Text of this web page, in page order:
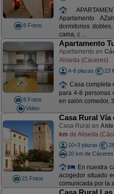
8 Fotos
Apartamento
dormitorios
cama, c ...
8 Fotos
Video
Apartamento
Apartamento en
Aliseda (Cáceres)
4-8 plazas 23
Casa completa
para 4-8 personas
en salón comedor,
21 Fotos
Casa Rural Vía
Casa Rural en
km de Aliseda
10+3 plazas
20 km de Cáceres
En nuestra
acogedor situado
comunicada por la
Casa Rural